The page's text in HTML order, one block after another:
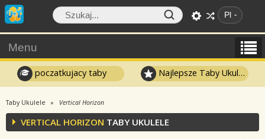
Pl
Menu
poczatkujacy taby Najlepsze Taby Ukulele
Taby Ukulele Vertical Horizon
VERTICAL HORIZON TABY UKULELE